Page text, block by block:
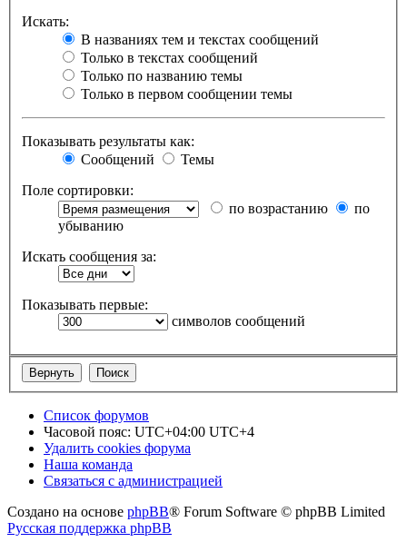
Искать:
В названиях тем и текстах сообщений
Только в текстах сообщений
Только по названию темы
Только в первом сообщении темы
Показывать результаты как:
Сообщений
Темы
Поле сортировки:
по возрастанию
по
убыванию
Искать сообщения за:
Показывать первые:
символов сообщений
Список форумов
Часовой пояс: UTC+04:00 UTC+4
Удалить cookies форума
Наша команда
Связаться с администрацией
Создано на основе phpBB® Forum Software © phpBB Limited
Русская поддержка phpBB